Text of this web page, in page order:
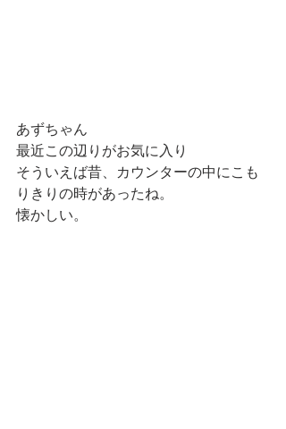
あずちゃん
最近この辺りがお気に入り
そういえば昔、カウンターの中にこも
りきりの時があったね。
懐かしい。